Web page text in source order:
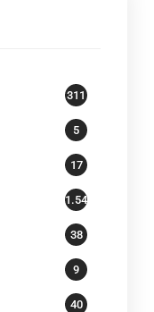
311
5
17
1.541
38
9
40